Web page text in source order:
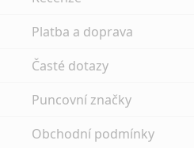
Platba a doprava
Časté dotazy
Puncovní značky
Obchodní podmínky